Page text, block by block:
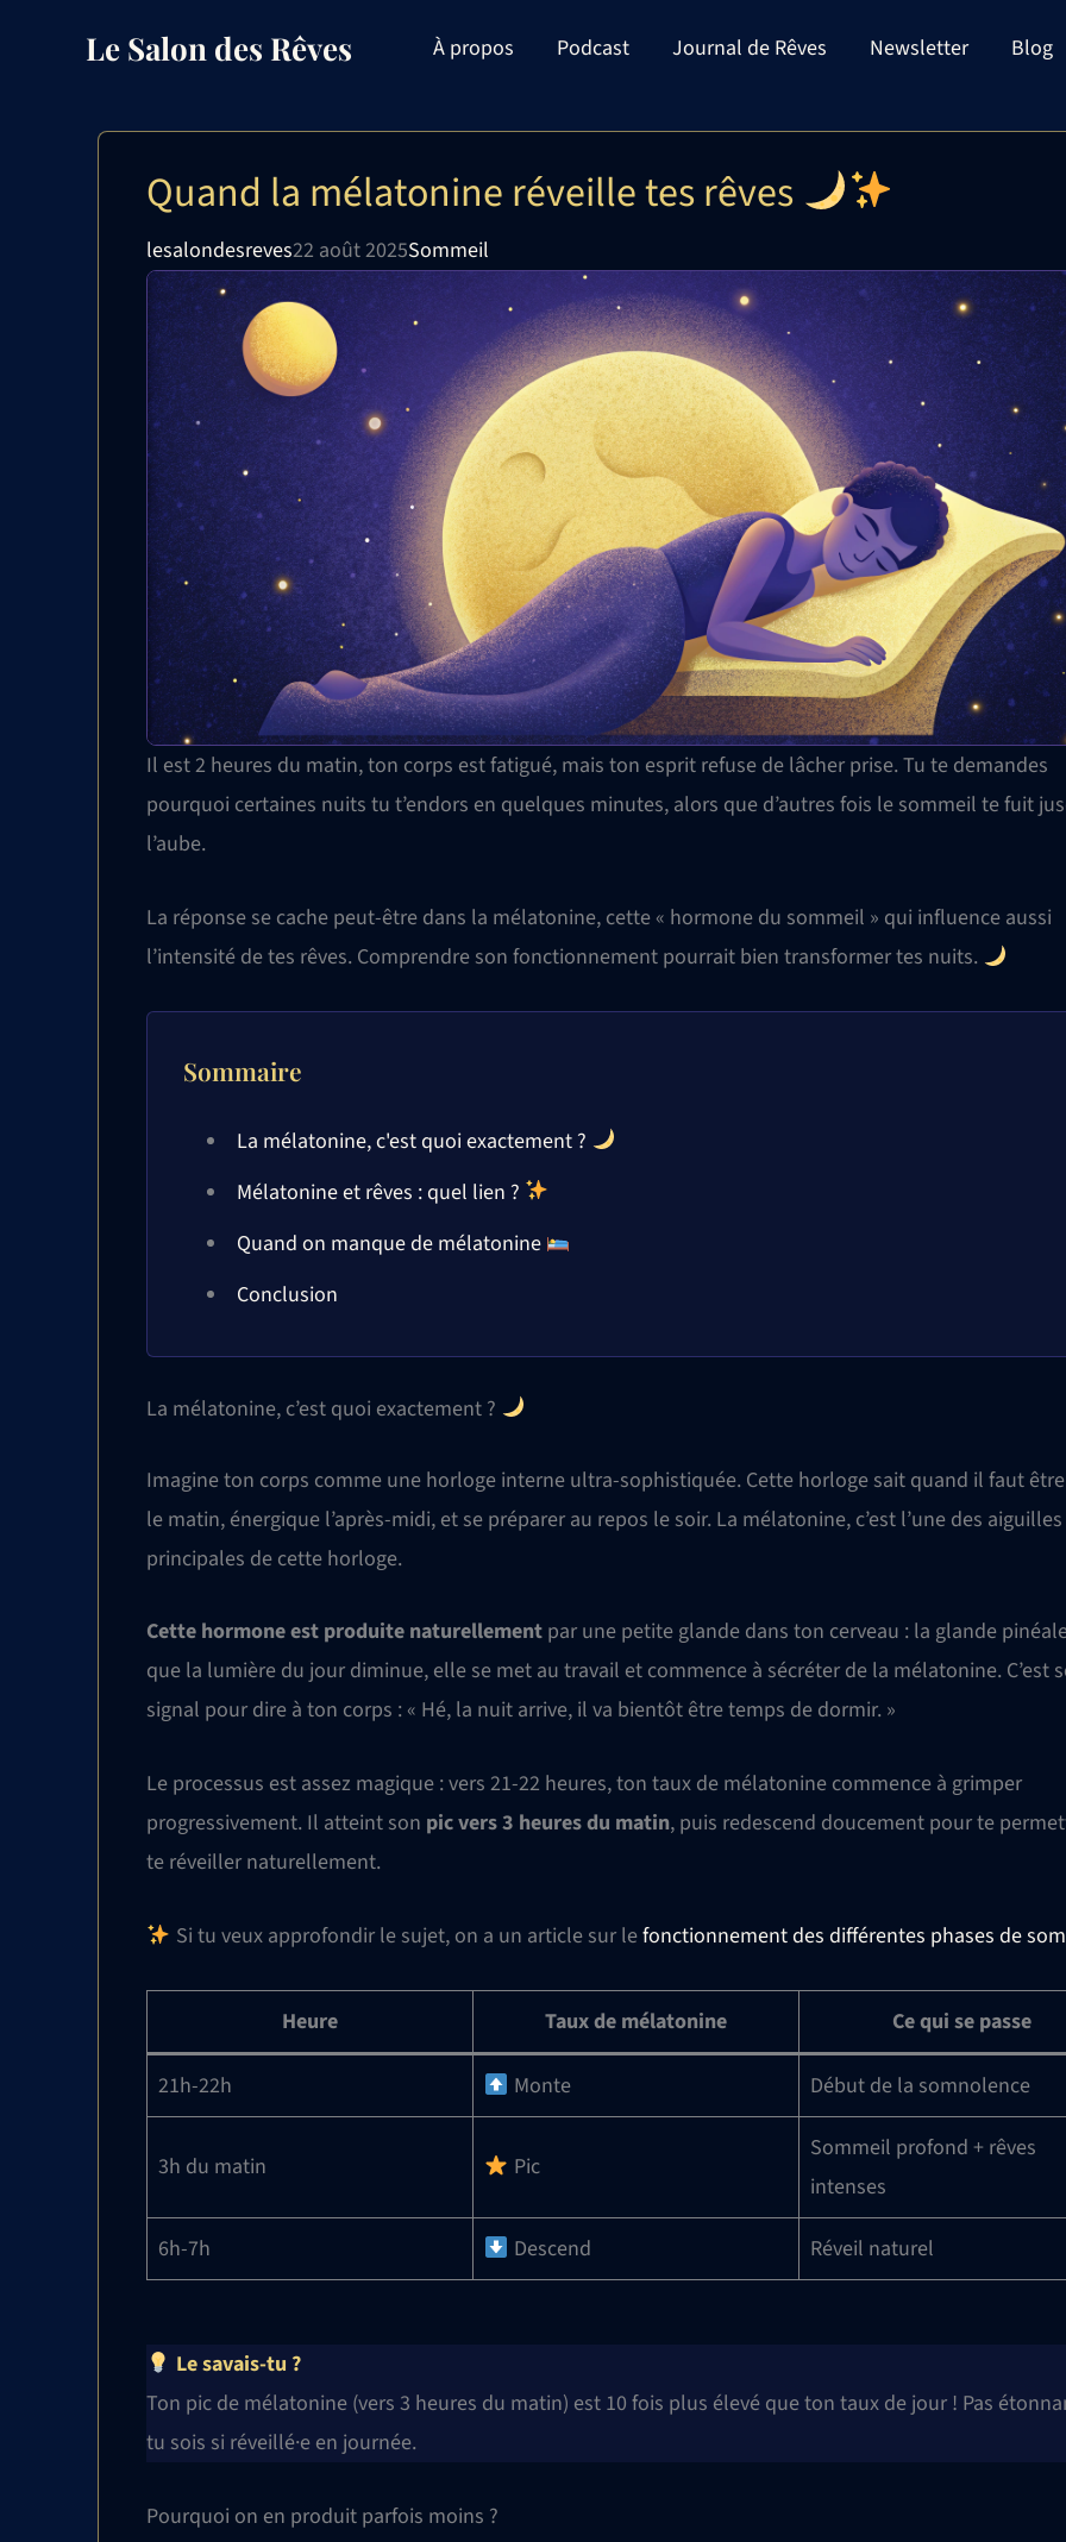
Le Salon des Rêves À propos Podcast Journal de Rêves Newsletter Blog
Quand la mélatonine réveille tes rêves
lesalondesreves22 août 2025Sommeil
Il est 2 heures du matin, ton corps est fatigué, mais ton esprit refuse de lâcher prise. Tu te demandes
pourquoi certaines nuits tu t’endors en quelques minutes, alors que d’autres fois le sommeil te fuit
l’aube.
La réponse se cache peut-être dans la mélatonine, cette « hormone du sommeil » qui influence aussi
l’intensité de tes rêves. Comprendre son fonctionnement pourrait bien transformer tes nuits.
Sommaire
La mélatonine, c'est quoi exactement ?
Mélatonine et rêves : quel lien ?
Quand on manque de mélatonine
Conclusion
La mélatonine, c’est quoi exactement ?
Imagine ton corps comme une horloge interne ultra-sophistiquée. Cette horloge sait quand il faut
le matin, énergique l’après-midi, et se préparer au repos le soir. La mélatonine, c’est l’une des aiguilles
principales de cette horloge.
Cette hormone est produite naturellement par une petite glande dans ton cerveau : la glande
que la lumière du jour diminue, elle se met au travail et commence à sécréter de la mélatonine. C’est
signal pour dire à ton corps : « Hé, la nuit arrive, il va bientôt être temps de dormir. »
Le processus est assez magique : vers 21-22 heures, ton taux de mélatonine commence à grimper
progressivement. Il atteint son pic vers 3 heures du matin, puis redescend doucement pour te
te réveiller naturellement.
Si tu veux approfondir le sujet, on a un article sur lefonctionnement des différentes phases de
Heure Taux de mélatonine Ce qui se passe
21h-22h Monte Début de la somnolence
3h du matin Pic
Sommeil profond + rêves
intenses
6h-7h Descend Réveil naturel
Le savais-tu ?
Ton pic de mélatonine (vers 3 heures du matin) est 10 fois plus élevé que ton taux de jour ! Pas
tu sois si réveillé·e en journée.
Pourquoi on en produit parfois moins ?